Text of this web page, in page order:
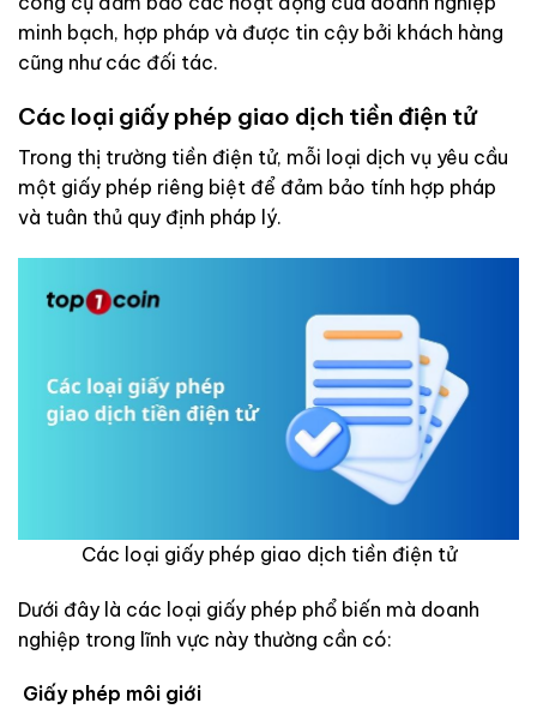
minh bạch, hợp pháp và được tin cậy bởi khách hàng
cũng như các đối tác.
Các loại giấy phép giao dịch tiền điện tử
Trong thị trường tiền điện tử, mỗi loại dịch vụ yêu cầu
một giấy phép riêng biệt để đảm bảo tính hợp pháp
và tuân thủ quy định pháp lý.
Các loại giấy phép giao dịch tiền điện tử
Dưới đây là các loại giấy phép phổ biến mà doanh
nghiệp trong lĩnh vực này thường cần có:
Giấy phép môi giới